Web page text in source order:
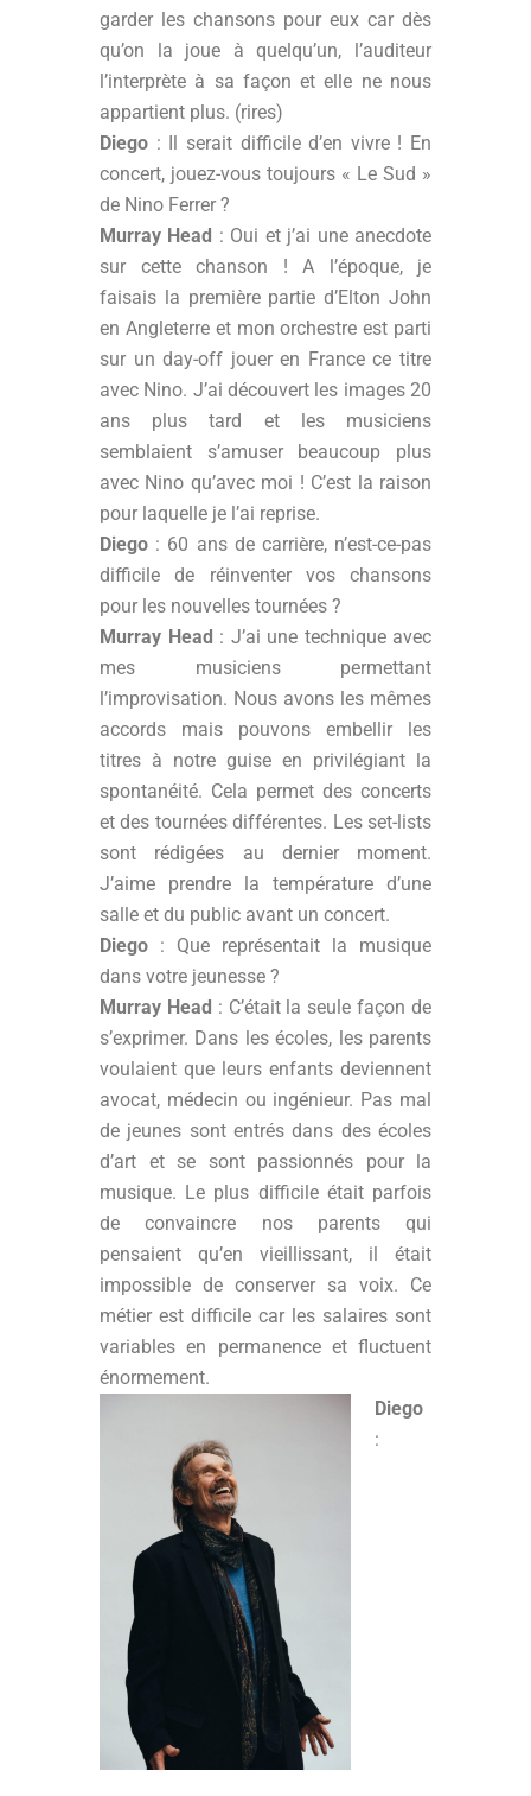
garder les chansons pour eux car dès
qu’on la joue à quelqu’un, l’auditeur
l’interprète à sa façon et elle ne nous
appartient plus. (rires)
Diego : Il serait difficile d’en vivre ! En
concert, jouez-vous toujours « Le Sud »
de Nino Ferrer ?
Murray Head : Oui et j’ai une anecdote
sur cette chanson ! A l’époque, je
faisais la première partie d’Elton John
en Angleterre et mon orchestre est parti
sur un day-off jouer en France ce titre
avec Nino. J’ai découvert les images 20
ans plus tard et les musiciens
semblaient s’amuser beaucoup plus
avec Nino qu’avec moi ! C’est la raison
pour laquelle je l’ai reprise.
Diego : 60 ans de carrière, n’est-ce-pas
difficile de réinventer vos chansons
pour les nouvelles tournées ?
Murray Head : J’ai une technique avec
mes musiciens permettant
l’improvisation. Nous avons les mêmes
accords mais pouvons embellir les
titres à notre guise en privilégiant la
spontanéité. Cela permet des concerts
et des tournées différentes. Les set-lists
sont rédigées au dernier moment.
J’aime prendre la température d’une
salle et du public avant un concert.
Diego : Que représentait la musique
dans votre jeunesse ?
Murray Head : C’était la seule façon de
s’exprimer. Dans les écoles, les parents
voulaient que leurs enfants deviennent
avocat, médecin ou ingénieur. Pas mal
de jeunes sont entrés dans des écoles
d’art et se sont passionnés pour la
musique. Le plus difficile était parfois
de convaincre nos parents qui
pensaient qu’en vieillissant, il était
impossible de conserver sa voix. Ce
métier est difficile car les salaires sont
variables en permanence et fluctuent
énormement.
Diego
: